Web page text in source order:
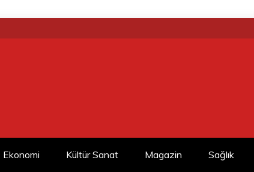
Ekonomi Kültür Sanat Magazin Sağlık